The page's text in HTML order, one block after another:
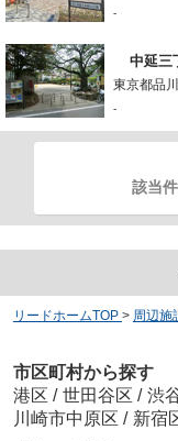
-
中延三
東京都品
-
該当
リードホームTOP > 周辺施
市区町村から探す
港区 / 世田谷区 / 渋
川崎市中原区 / 新宿